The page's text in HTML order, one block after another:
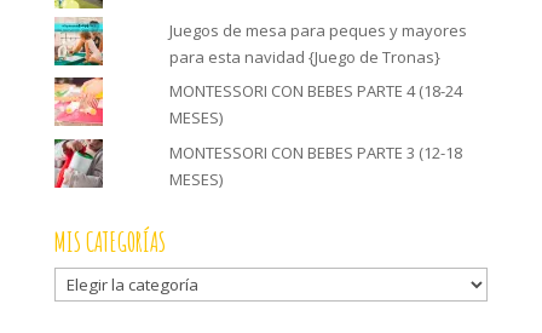
Juegos de mesa para peques y mayores
para esta navidad {Juego de Tronas}
MONTESSORI CON BEBES PARTE 4 (18-24
MESES)
MONTESSORI CON BEBES PARTE 3 (12-18
MESES)
MIS CATEGORÍAS
Mis
categorías